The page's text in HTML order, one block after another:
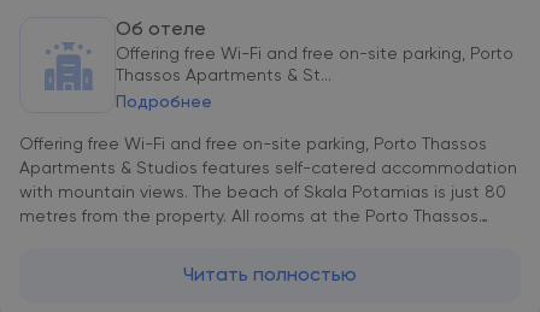
Об отеле
Offering free Wi-Fi and free on-site parking, Porto
Thassos Apartments & St...
Подробнее
Offering free Wi-Fi and free on-site parking, Porto Thassos
Apartments & Studios features self-catered accommodation
with mountain views. The beach of Skala Potamias is just 80
metres from the property. All rooms at the Porto Thassos
kitchenette with fridge. The bathrooms come with a hairdryer.
Читать полностью